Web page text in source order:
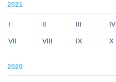
2021
I II III IV
VII VIII IX X
2020